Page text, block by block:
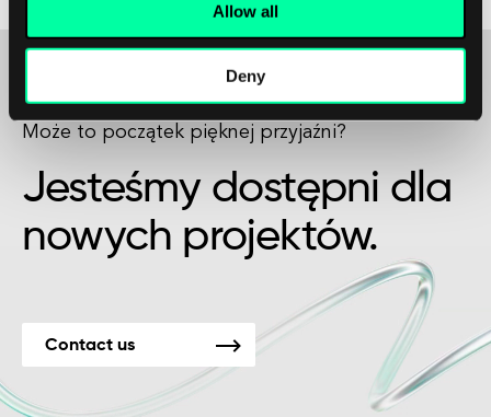
Allow all
Deny
Może to początek pięknej przyjaźni?
Jesteśmy dostępni dla
nowych projektów.
Contact us